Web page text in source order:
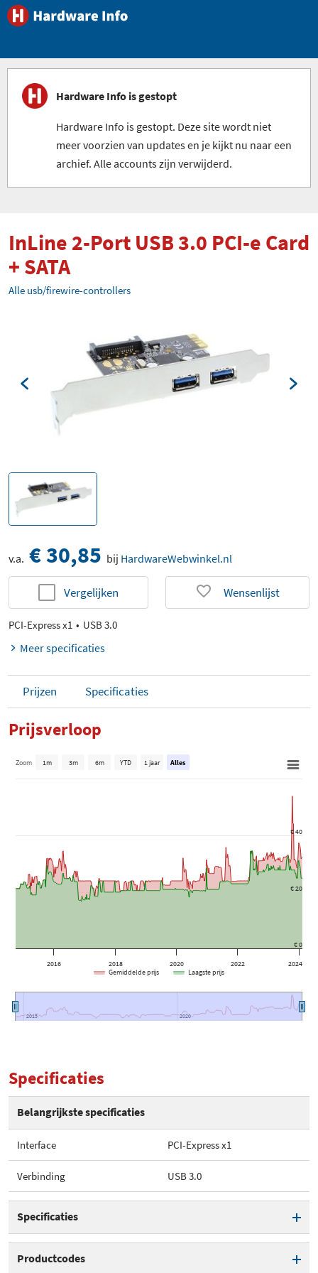
Hardware Info is gestopt
Hardware Info is gestopt. Deze site wordt niet
meer voorzien van updates en je kijkt nu naar een
archief. Alle accounts zijn verwijderd.
InLine 2-Port USB 3.0 PCI-e Card
+ SATA
Alle usb/firewire-controllers
v.a. € 30,85 bij HardwareWebwinkel.nl
Vergelijken Wensenlijst
PCI-Express x1 USB 3.0
Meer specificaties
Prijzen Specificaties
Prijsverloop
2016 2018 2020 2022 2024
2015
2015 2020
2020
€ 0
€ 20
€ 40
Zoom 1m 3m 6m YTD 1 jaar Alles
Gemiddelde prijs Laagste prijs
Specificaties
Belangrijkste specificaties
Interface PCI-Express x1
Verbinding USB 3.0
Specificaties
Productcodes